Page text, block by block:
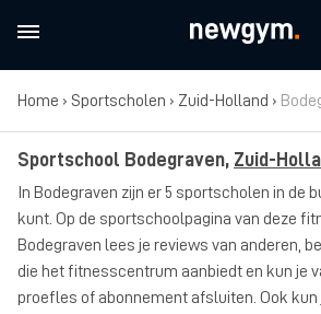
Home › Sportscholen › Zuid-Holland ›
Sportschool Bodegraven, Zuid-
In Bodegraven zijn er 5 sportscholen in de
kunt. Op de sportschoolpagina van deze
Bodegraven lees je reviews van anderen,
die het fitnesscentrum aanbiedt en kun je
proefles of abonnement afsluiten. Ook kun